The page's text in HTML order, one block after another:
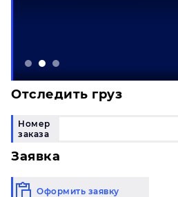
Отследить груз
Номер
заказа
Заявка
Оформить заявку